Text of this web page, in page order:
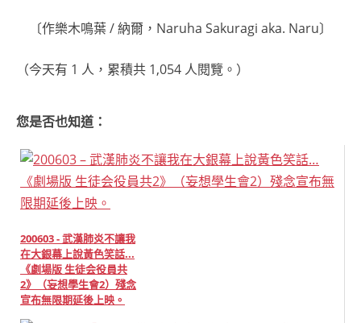
〔作樂木鳴葉 / 納爾，Naruha Sakuragi aka. Naru〕
（今天有 1 人，累積共 1,054 人閱覽。）
您是否也知道：
200603 - 武漢肺炎不讓我
在大銀幕上說黃色笑話...
《劇場版 生徒会役員共
2》（妄想學生會2）殘念
宣布無限期延後上映。